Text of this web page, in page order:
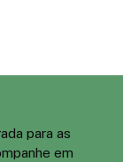
para as
em